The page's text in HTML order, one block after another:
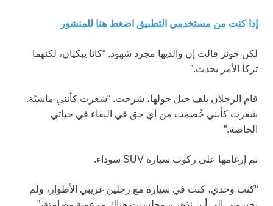
إذا كنت من مستخدمي التطبيق اضغط هنا للمنشور
لكن جونز قالت إن والديها مجرد شهود. “كانا يبكيان، لكنهما
تركا الأمر يحدث.”
قام الرجلان بلف حبل حولها، شرحت. “شعرت كأنني ماشيّة.
شعرت كأنني خُصمت من أي حق في البقاء في حياتي
الخاصة.”
تم إرغامها على ركوب سيارة SUV سوداء.
“كنت وحدي، كنت في سيارة مع رجلين غريبي الأطوار، ولم